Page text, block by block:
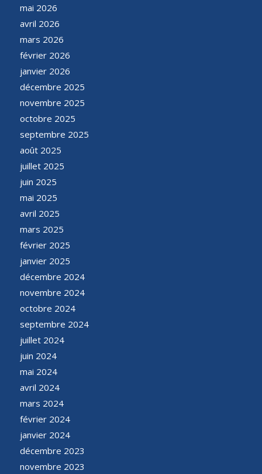
mai 2026
avril 2026
mars 2026
février 2026
janvier 2026
décembre 2025
novembre 2025
octobre 2025
septembre 2025
août 2025
juillet 2025
juin 2025
mai 2025
avril 2025
mars 2025
février 2025
janvier 2025
décembre 2024
novembre 2024
octobre 2024
septembre 2024
juillet 2024
juin 2024
mai 2024
avril 2024
mars 2024
février 2024
janvier 2024
décembre 2023
novembre 2023